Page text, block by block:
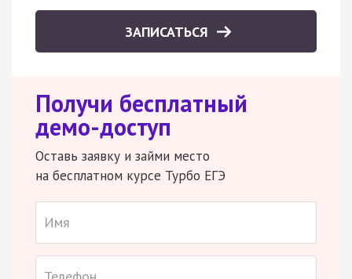
ЗАПИСАТЬСЯ
Получи бесплатный
демо-доступ
Оставь заявку и займи место
на бесплатном курсе Турбо ЕГЭ